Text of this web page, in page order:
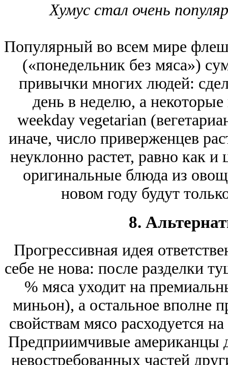
Хумус стал очень
Популярный во всем мире
(«понедельник без мяса»)
привычки многих людей:
день в неделю, а
weekday vegetarian
иначе, число приверженцев
неуклонно растет, равно как
оригинальные блюда из
новом году будут
8.
Прогрессивная идея
себе не нова: после разделки
% мяса уходит на
миньон), а остальное вполне
свойствам мясо расходуется
Предприимчивые американцы
невостребованных частей